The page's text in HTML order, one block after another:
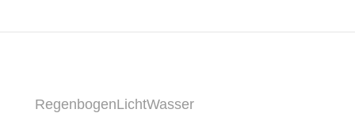
RegenbogenLichtWasser